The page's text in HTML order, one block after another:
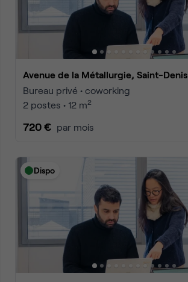
Avenue de la Métallurgie, Saint-Denis
Bureau privé • coworking
2 postes • 12 m2
720 € par mois
Dispo